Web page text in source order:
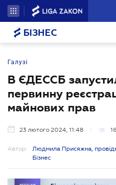
БІЗНЕС
Галузі
В ЄДЕССБ
первинну
майнових прав
23 лютого 2024, 11:48
Автор:
Людмила Присяжна,
Бізнес